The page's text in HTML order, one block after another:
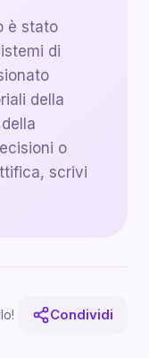
è stato
di
della
o
scrivi
Condividi